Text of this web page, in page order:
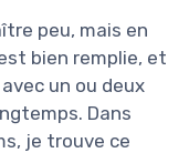
peu, mais en
bien remplie, et
un ou deux
Dans
je trouve ce